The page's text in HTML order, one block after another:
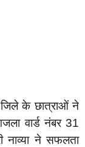
जिले के छात्राओं ने
वार्ड नंबर 31
नाव्या ने सफलता